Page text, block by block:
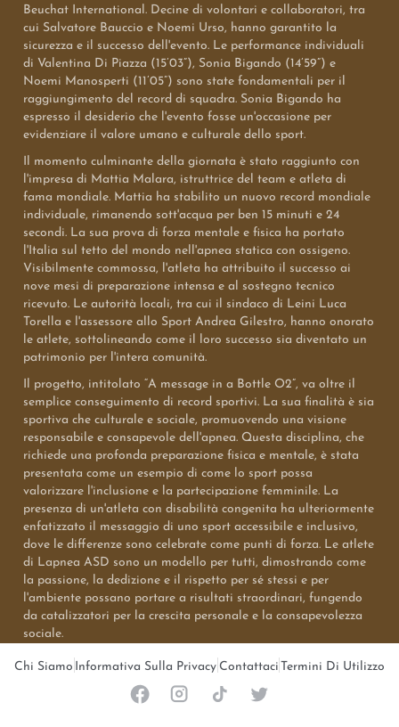
Beuchat International. Decine di volontari e collaboratori, tra
cui Salvatore Bauccio e Noemi Urso, hanno garantito la
sicurezza e il successo dell'evento. Le performance individuali
di Valentina Di Piazza (15’03”), Sonia Bigando (14’59”) e
Noemi Manosperti (11’05”) sono state fondamentali per il
raggiungimento del record di squadra. Sonia Bigando ha
espresso il desiderio che l'evento fosse un'occasione per
evidenziare il valore umano e culturale dello sport.
Il momento culminante della giornata è stato raggiunto con
l'impresa di Mattia Malara, istruttrice del team e atleta di
fama mondiale. Mattia ha stabilito un nuovo record mondiale
individuale, rimanendo sott'acqua per ben 15 minuti e 24
secondi. La sua prova di forza mentale e fisica ha portato
l'Italia sul tetto del mondo nell'apnea statica con ossigeno.
Visibilmente commossa, l'atleta ha attribuito il successo ai
nove mesi di preparazione intensa e al sostegno tecnico
ricevuto. Le autorità locali, tra cui il sindaco di Leini Luca
Torella e l'assessore allo Sport Andrea Gilestro, hanno onorato
le atlete, sottolineando come il loro successo sia diventato un
patrimonio per l'intera comunità.
Il progetto, intitolato “A message in a Bottle O2”, va oltre il
semplice conseguimento di record sportivi. La sua finalità è sia
sportiva che culturale e sociale, promuovendo una visione
responsabile e consapevole dell'apnea. Questa disciplina, che
richiede una profonda preparazione fisica e mentale, è stata
presentata come un esempio di come lo sport possa
valorizzare l'inclusione e la partecipazione femminile. La
presenza di un'atleta con disabilità congenita ha ulteriormente
enfatizzato il messaggio di uno sport accessibile e inclusivo,
dove le differenze sono celebrate come punti di forza. Le atlete
di Lapnea ASD sono un modello per tutti, dimostrando come
la passione, la dedizione e il rispetto per sé stessi e per
l'ambiente possano portare a risultati straordinari, fungendo
da catalizzatori per la crescita personale e la consapevolezza
sociale.
Chi Siamo Informativa Sulla Privacy Contattaci Termini Di Utilizzo